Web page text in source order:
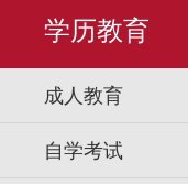
学历教育
成人教育
自学考试